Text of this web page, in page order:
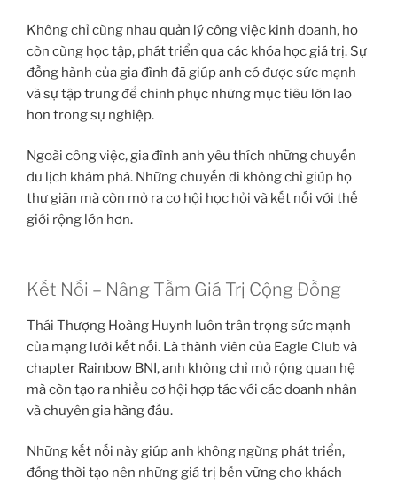
Không chỉ cùng nhau quản lý công việc kinh doanh, họ
còn cùng học tập, phát triển qua các khóa học giá trị. Sự
đồng hành của gia đình đã giúp anh có được sức mạnh
và sự tập trung để chinh phục những mục tiêu lớn lao
hơn trong sự nghiệp.
Ngoài công việc, gia đình anh yêu thích những chuyến
du lịch khám phá. Những chuyến đi không chỉ giúp họ
thư giãn mà còn mở ra cơ hội học hỏi và kết nối với thế
giới rộng lớn hơn.
Kết Nối – Nâng Tầm Giá Trị Cộng Đồng
Thái Thượng Hoàng Huynh luôn trân trọng sức mạnh
của mạng lưới kết nối. Là thành viên của Eagle Club và
chapter Rainbow BNI, anh không chỉ mở rộng quan hệ
mà còn tạo ra nhiều cơ hội hợp tác với các doanh nhân
và chuyên gia hàng đầu.
Những kết nối này giúp anh không ngừng phát triển,
đồng thời tạo nên những giá trị bền vững cho khách